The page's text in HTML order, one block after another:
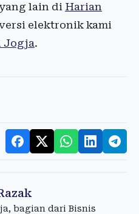
lain di Harian
elektronik kami
Jogja.
bagian dari Bisnis